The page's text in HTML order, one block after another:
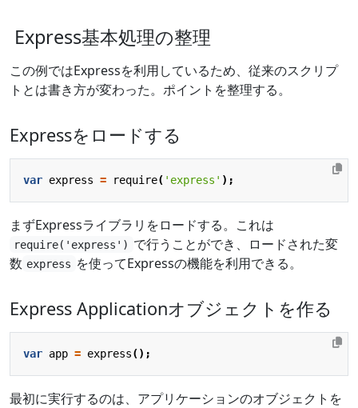
Express基本処理の整理
この例ではExpressを利用しているため、従来のスクリプ
トとは書き方が変わった。ポイントを整理する。
Expressをロードする
var express = require( 'express' );
まずExpressライブラリをロードする。これは
require('express') で行うことができ、ロードされた変
数 express を使ってExpressの機能を利用できる。
Express Applicationオブジェクトを作る
var app = express();
最初に実行するのは、アプリケーションのオブジェクトを